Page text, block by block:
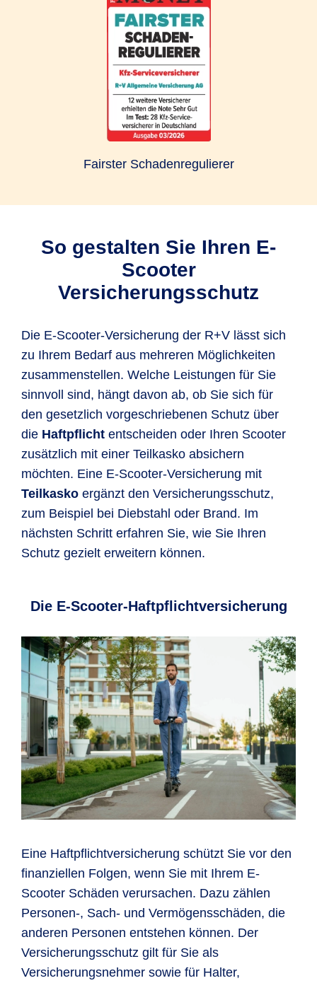
Fairster Schadenregulierer
So gestalten Sie Ihren E-
Scooter
Versicherungsschutz
Die E-Scooter-Versicherung der R+V lässt sich
zu Ihrem Bedarf aus mehreren Möglichkeiten
zusammenstellen. Welche Leistungen für Sie
sinnvoll sind, hängt davon ab, ob Sie sich für
den gesetzlich vorgeschriebenen Schutz über
die Haftpflicht entscheiden oder Ihren Scooter
zusätzlich mit einer Teilkasko absichern
möchten. Eine E-Scooter-Versicherung mit
Teilkasko ergänzt den Versicherungsschutz,
zum Beispiel bei Diebstahl oder Brand. Im
nächsten Schritt erfahren Sie, wie Sie Ihren
Schutz gezielt erweitern können.
Die E-Scooter-Haftpflichtversicherung
Eine Haftpflichtversicherung schützt Sie vor den
finanziellen Folgen, wenn Sie mit Ihrem E-
Scooter Schäden verursachen. Dazu zählen
Personen-, Sach- und Vermögensschäden, die
anderen Personen entstehen können. Der
Versicherungsschutz gilt für Sie als
Versicherungsnehmer sowie für Halter,